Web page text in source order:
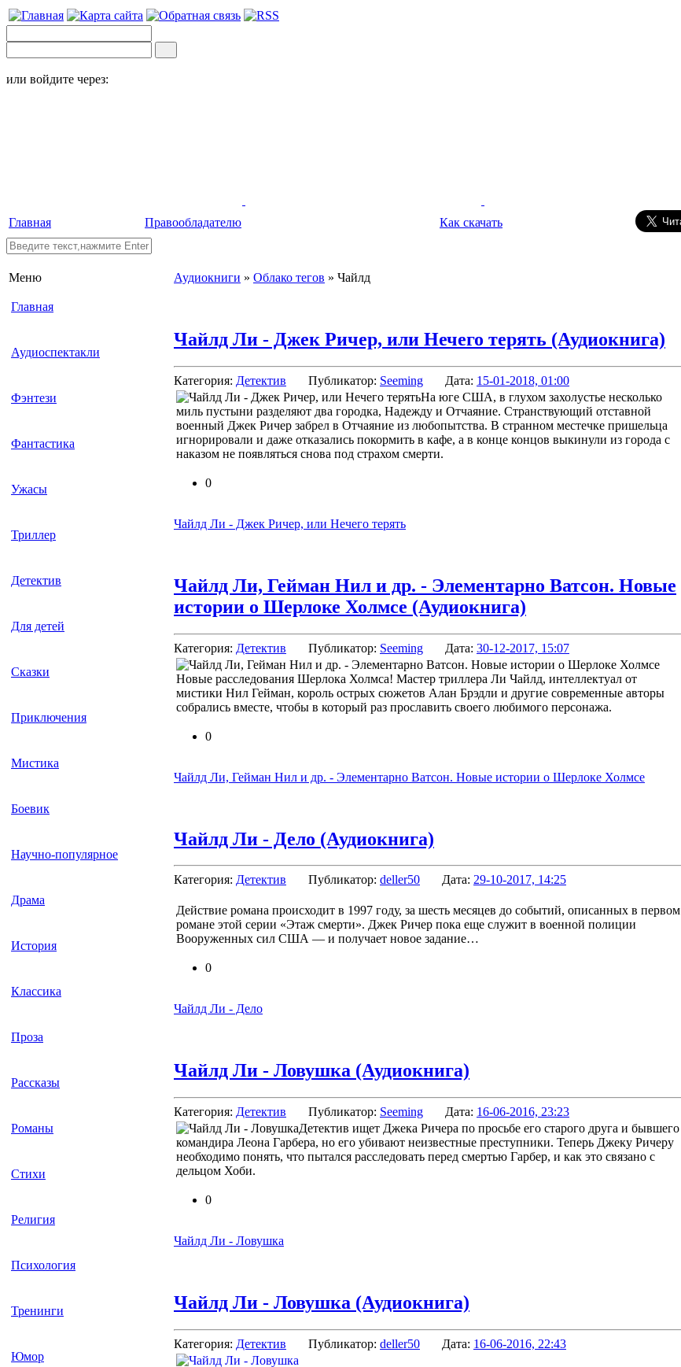
или войдите через:
Главная Правообладателю Как скачать
Меню
Главная
Аудиоспектакли
Фэнтези
Фантастика
Ужасы
Триллер
Детектив
Для детей
Сказки
Приключения
Мистика
Боевик
Научно-популярное
Драма
История
Классика
Проза
Рассказы
Романы
Стихи
Религия
Психология
Тренинги
Юмор
Аудиокниги » Облако тегов » Чайлд
Чайлд Ли - Джек Ричер, или Нечего терять (Аудиокнига)
Категория: Детектив Публикатор: Seeming Дата: 15-01-2018, 01:00
На юге США, в глухом захолустье несколько
миль пустыни разделяют два городка, Надежду и Отчаяние. Странствующий отставной
военный Джек Ричер забрел в Отчаяние из любопытства. В странном местечке пришельца
игнорировали и даже отказались покормить в кафе, а в конце концов выкинули из города с
наказом не появляться снова под страхом смерти.
0
Чайлд Ли - Джек Ричер, или Нечего терять
Чайлд Ли, Гейман Нил и др. - Элементарно Ватсон. Новые
истории о Шерлоке Холмсе (Аудиокнига)
Категория: Детектив Публикатор: Seeming Дата: 30-12-2017, 15:07
Новые расследования Шерлока Холмса! Мастер триллера Ли Чайлд, интеллектуал от
мистики Нил Гейман, король острых сюжетов Алан Брэдли и другие современные авторы
собрались вместе, чтобы в который раз прославить своего любимого персонажа.
0
Чайлд Ли, Гейман Нил и др. - Элементарно Ватсон. Новые истории о Шерлоке Холмсе
Чайлд Ли - Дело (Аудиокнига)
Категория: Детектив Публикатор: deller50 Дата: 29-10-2017, 14:25
Действие романа происходит в 1997 году, за шесть месяцев до событий, описанных в первом
романе этой серии «Этаж смерти». Джек Ричер пока еще служит в военной полиции
Вооруженных сил США — и получает новое задание…
0
Чайлд Ли - Дело
Чайлд Ли - Ловушка (Аудиокнига)
Категория: Детектив Публикатор: Seeming Дата: 16-06-2016, 23:23
Детектив ищет Джека Ричера по просьбе его старого друга и бывшего
командира Леона Гарбера, но его убивают неизвестные преступники. Теперь Джеку Ричеру
необходимо понять, что пытался расследовать перед смертью Гарбер, и как это связано с
дельцом Хоби.
0
Чайлд Ли - Ловушка
Чайлд Ли - Ловушка (Аудиокнига)
Категория: Детектив Публикатор: deller50 Дата: 16-06-2016, 22:43